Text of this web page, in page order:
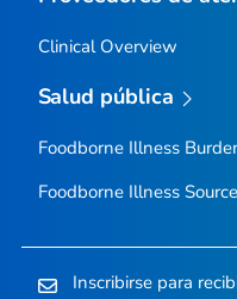
Clinical Overview
Salud pública
Foodborne Illness
Foodborne Illness
Inscribirse para